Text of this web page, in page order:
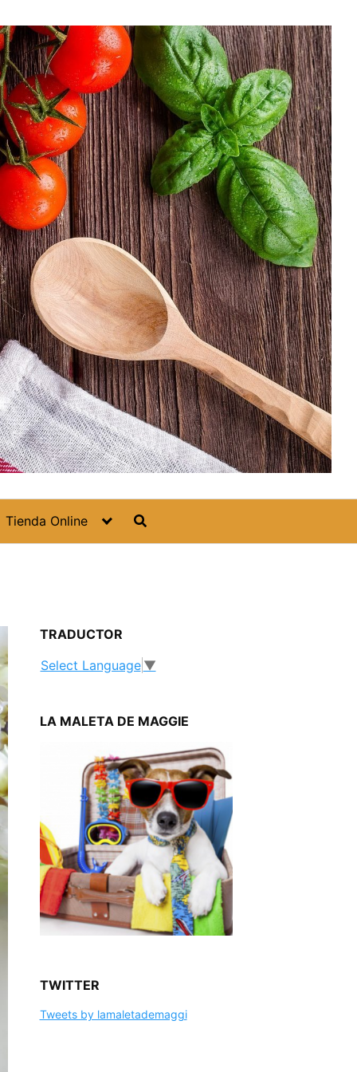
Tienda Online
TRADUCTOR
Select Language ▼
LA MALETA DE MAGGIE
TWITTER
Tweets by lamaletademaggi